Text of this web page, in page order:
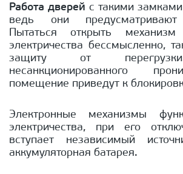
Работа дверей с такими
ведь они
Пытаться открыть
электричества бессмысленно,
защиту от
несанкционированного
помещение приведут к
Электронные механизмы
электричества, при его
вступает независимый
аккумуляторная батарея.